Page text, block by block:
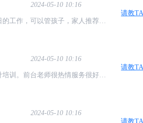
工作，可以管孩子，家人推荐学
学习几周了，确实不错，老师也
训。前台老师很热情服务很好。
在来听。对于我们没有基础的特
务转行，但又没有方向，然后偶